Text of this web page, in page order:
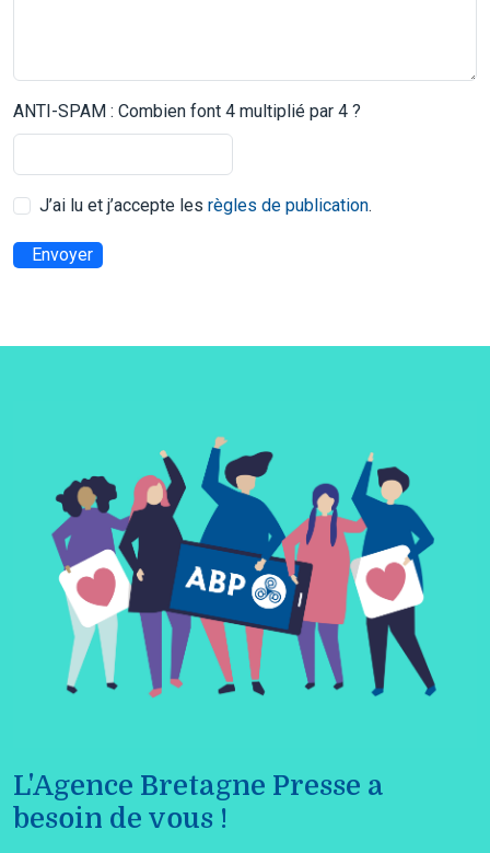
ANTI-SPAM : Combien font 4 multiplié par 4 ?
J’ai lu et j’accepte les règles de publication.
Envoyer
L'Agence Bretagne Presse a
besoin de vous !